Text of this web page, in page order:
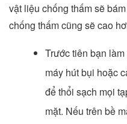
vật liệu chống thấm sẽ
chống thấm cũng sẽ cao
Trước tiên bạn
máy hút bụi hoặc
để thổi sạch mọi
mặt. Nếu trên bề